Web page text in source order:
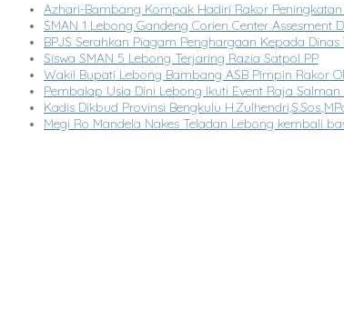
Azhari-Bambang Kompak Hadiri Rakor
SMAN 1 Lebong Gandeng Corien Center Assesment
BPJS Serahkan Piagam Penghargaan Kepada Dinas
Siswa SMAN 5 Lebong Terjaring Razia Satpol PP
Wakil Bupati Lebong Bambang ASB Pimpin Rakor
Pembalap Usia Dini Lebong Ikuti Event Raja
Kadis Dikbud Provinsi Bengkulu
Megi Ro Mandela Nakes Teladan Lebong kembali